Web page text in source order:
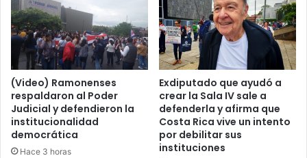
(Video) Ramonenses
respaldaron al Poder
Judicial y defendieron la
institucionalidad
democrática
Hace 3 horas
Exdiputado que ayudó a
crear la Sala IV sale a
defenderla y afirma que
Costa Rica vive un intento
por debilitar sus
instituciones